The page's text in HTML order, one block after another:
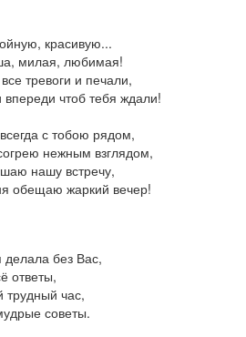
красивую...
милая, любимая!
тревоги и печали,
чтоб тебя ждали!
с тобою рядом,
нежным взглядом,
нашу встречу,
обещаю жаркий вечер!
без Вас,
ответы,
час,
советы.